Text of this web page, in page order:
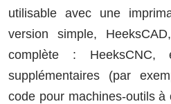
utilisable avec une
version simple,
complète : HeeksCNC,
supplémentaires (par
code pour machines-outils à